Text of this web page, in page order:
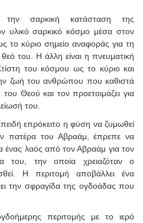
σαρκική κατάσταση της
υλικό σαρκικό κόσμο μέσα στον
το κύριο σημείο αναφοράς για τη
του. Η άλλη είναι η πνευματική
του κόσμου ως το κύριο και
ζωή του ανθρώπου που καθιστά
Θεού και τον προετοιμάζει για
του.
επρόκειτο η φύση να ζυμωθεί
πατέρα του Αβραάμ, έπρεπε να
ένας λαός από τον Αβραάμ για τον
του, την οποία χρειαζόταν ο
Η περιτομή αποβάλλει ένα
την σφραγίδα της ογδοάδας που
περιτομής με το ιερό